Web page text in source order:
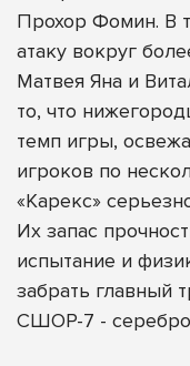
Прохор Фомин. В
атаку вокруг
Матвея Яна и
то, что
темп игры,
игроков по
«Карекс»
Их запас
испытание и
забрать главный
СШОР-7 -